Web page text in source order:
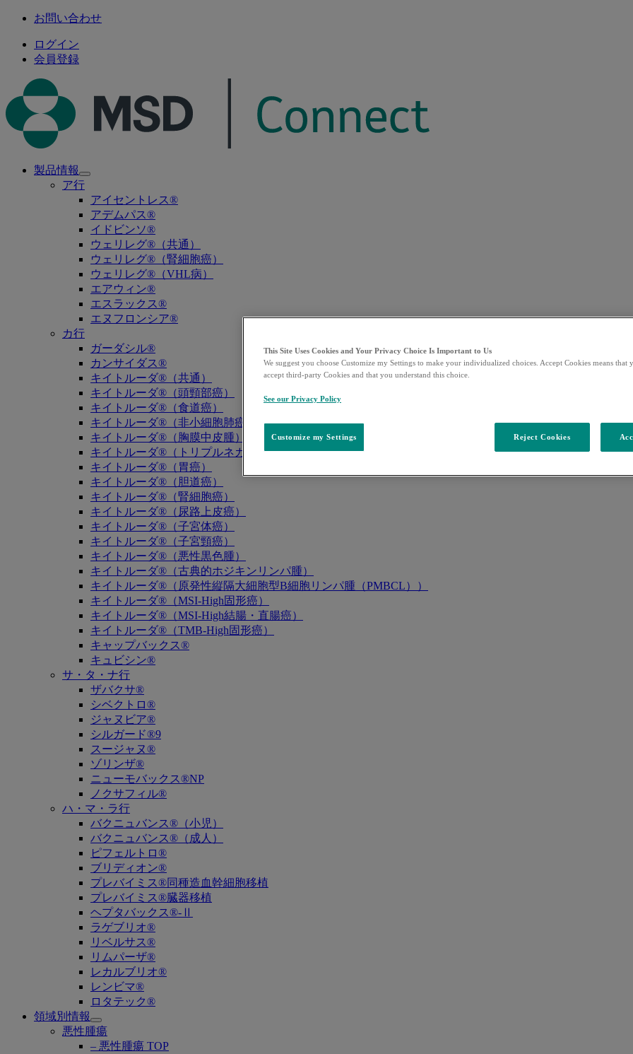
お問い合わせ
ログイン
会員登録
製品情報
Open
submenu
ア行
アイセントレス®
アデムパス®
イドビンソ®
ウェリレグ®（共通）
ウェリレグ®（腎細胞癌）
ウェリレグ®（VHL病）
エアウィン®
エスラックス®
エヌフロンシア®
カ行
ガーダシル®
カンサイダス®
キイトルーダ®（共通）
キイトルーダ®（頭頸部癌）
キイトルーダ®（食道癌）
キイトルーダ®（非小細胞肺癌）
キイトルーダ®（胸膜中皮腫）
キイトルーダ®（トリプルネガティブ乳癌）
キイトルーダ®（胃癌）
キイトルーダ®（胆道癌）
キイトルーダ®（腎細胞癌）
キイトルーダ®（尿路上皮癌）
キイトルーダ®（子宮体癌）
キイトルーダ®（子宮頸癌）
キイトルーダ®（悪性黒色腫）
キイトルーダ®（古典的ホジキンリンパ腫）
キイトルーダ®（原発性縦隔大細胞型B細胞リンパ腫（PMBCL））
キイトルーダ®（MSI-High固形癌）
キイトルーダ®（MSI-High結腸・直腸癌）
キイトルーダ®（TMB-High固形癌）
キャップバックス®
キュビシン®
サ・タ・ナ行
ザバクサ®
シベクトロ®
ジャヌビア®
シルガード®9
スージャヌ®
ゾリンザ®
ニューモバックス®NP
ノクサフィル®
ハ・マ・ラ行
バクニュバンス®（小児）
バクニュバンス®（成人）
ピフェルトロ®
ブリディオン®
プレバイミス®同種造血幹細胞移植
プレバイミス®臓器移植
ヘプタバックス®-Ⅱ
ラゲブリオ®
リベルサス®
リムパーザ®
レカルブリオ®
レンビマ®
ロタテック®
領域別情報
Open
submenu
悪性腫瘍
– 悪性腫瘍 TOP
This Site Uses Cookies and Your Privacy Choice Is Important to Us
We suggest you choose Customize my Settings to make your individualized choices. Accept Cookies means that
accept third-party Cookies and that you understand this choice.
See our Privacy Policy
Customize my Settings Reject Cookies